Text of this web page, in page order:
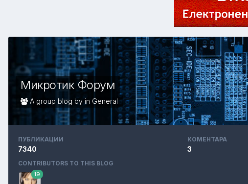
Микротик Форум
A group blog by in General
ПУБЛИКАЦИИ
7340
КОМЕНТАРА
3
CONTRIBUTORS TO THIS BLOG
19